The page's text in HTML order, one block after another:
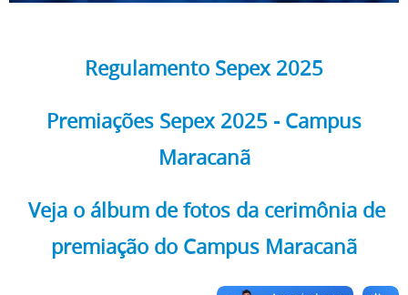
Regulamento Sepex 2025
Premiações Sepex 2025 - Campus
Maracanã
Veja o álbum de fotos da cerimônia de
premiação do Campus Maracanã